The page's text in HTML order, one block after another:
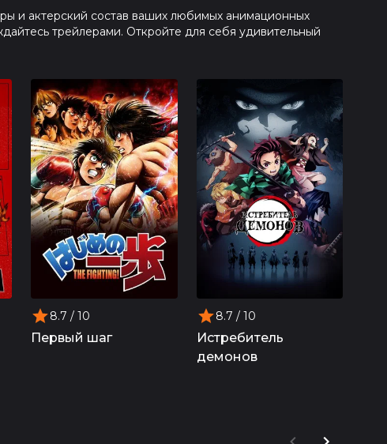
и актерский состав ваших любимых анимационных
трейлерами. Откройте для себя удивительный
8.7 / 10
Первый шаг
8.7 / 10
Истребитель
демонов